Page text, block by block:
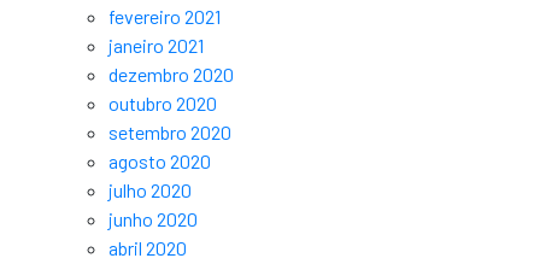
fevereiro 2021
janeiro 2021
dezembro 2020
outubro 2020
setembro 2020
agosto 2020
julho 2020
junho 2020
abril 2020